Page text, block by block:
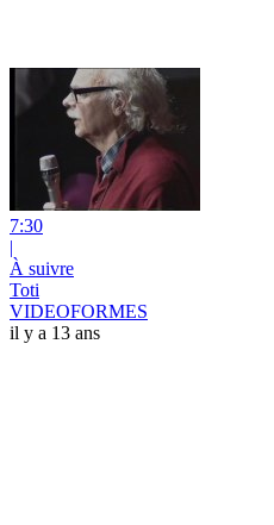
7:30
|
À suivre
Toti
VIDEOFORMES
il y a 13 ans